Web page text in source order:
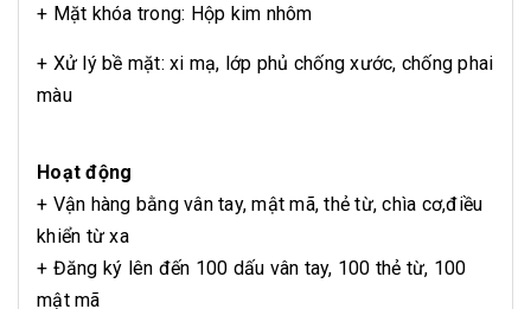
+ Mặt khóa trong: Hộp kim nhôm
+ Xử lý bề mặt: xi mạ, lớp phủ chống xước, chống phai
màu
Hoạt động
+ Vận hàng bằng vân tay, mật mã, thẻ từ, chìa cơ,điều
khiển từ xa
+ Đăng ký lên đến 100 dấu vân tay, 100 thẻ từ, 100
mật mã